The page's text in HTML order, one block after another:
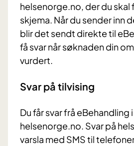
helsenorge.no, der du skal
skjema. Når du sender inn
blir det sendt direkte til
få svar når søknaden din
vurdert.
Svar på tilvising
Du får svar frå eBehandling
helsenorge.no. Svar på
varsla med SMS til